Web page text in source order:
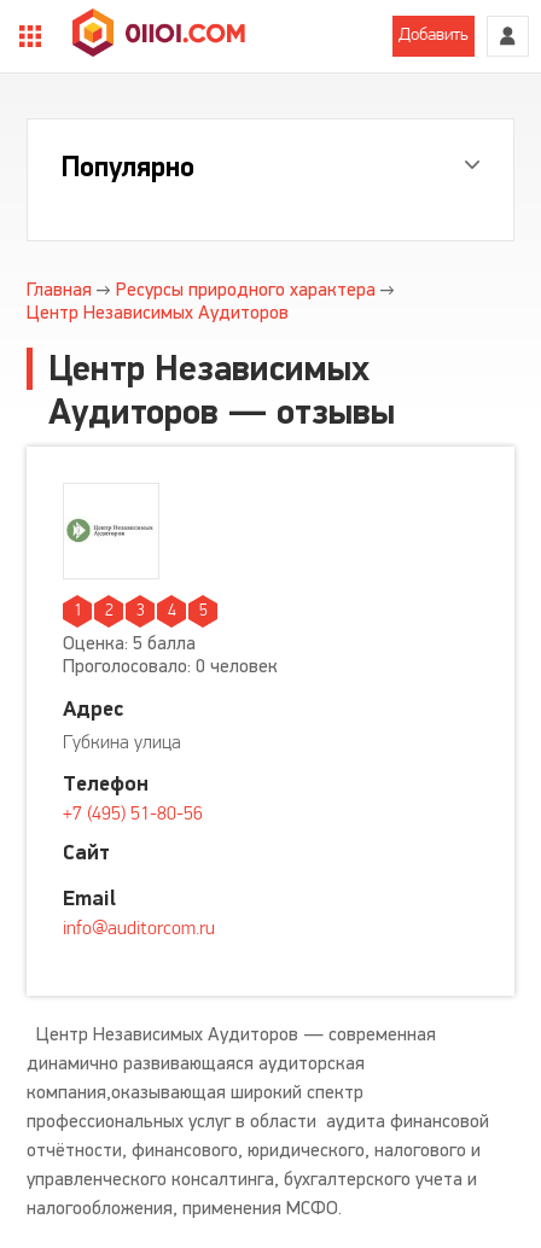
Добавить
Популярно
Главная
Ресурсы природного характера
Центр Независимых Аудиторов
Центр Независимых
Аудиторов — отзывы
1 2 3 4 5
Оценка: 5 балла
Проголосовало: 0 человек
Адрес
Губкина улица
Телефон
+7 (495) 51-80-56
Сайт
Email
info@auditorcom.ru
Центр Независимых Аудиторов — современная
динамично развивающаяся аудиторская
компания,оказывающая широкий спектр
профессиональных услуг в области аудита финансовой
отчётности, финансового, юридического, налогового и
управленческого консалтинга, бухгалтерского учета и
налогообложения, применения МСФО.